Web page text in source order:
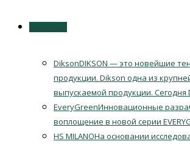
DiksonDIKSON — это новейшие
продукции. Dikson одна из
выпускаемой продукции. Сегодня
EveryGreenИнновационные
воплощение в новой серии
HS MILANOНа основании